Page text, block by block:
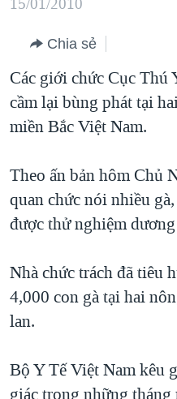
dung
chính
điều
hướng
chính
tới
"Tìm"
BLOG
DIỄN ĐÀN
MỤC
VẠCH TRẦN TIN GIẢ
NGƯỜI VIỆT HẢI NGOẠI
ĐỜI SỐNG
KHOA HỌC
THỂ THAO
CHIẾN TRANH THƯƠNG
HÀNH TRÌNH BẦU CỬ 2024
GIẢI MÃ VÀNH ĐAI & CON
NGÀY TỊ NẠN THẾ GIỚI
GROUND ZERO – XƯA VÀ
CHI PHÍ CHIẾN TRANH
HỌC TIẾNG ANH
VIDEO
NGHE
MẠNG XÃ HỘI
15/01/2010
Chia sẻ
Các giới chức Cục Thú
cầm lại bùng phát tại
miền Bắc Việt Nam.
Theo ấn bản hôm Chủ
quan chức nói nhiều
được thử nghiệm
Nhà chức trách đã tiêu
4,000 con gà tại hai
lan.
Bộ Y Tế Việt Nam kêu
giác trong những